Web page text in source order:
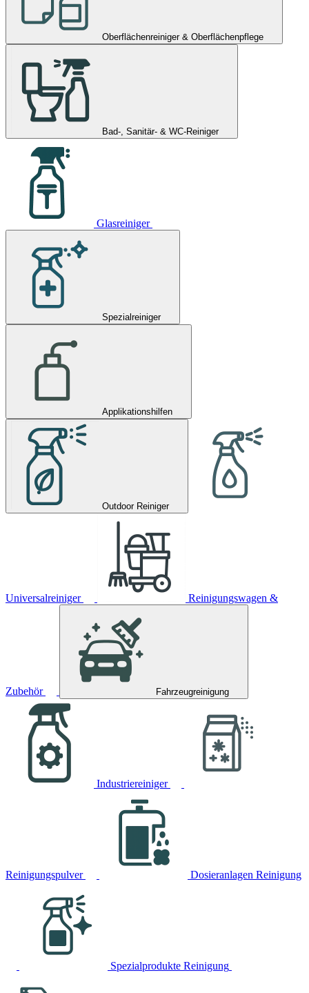
Oberflächenreiniger & Oberflächenpflege
Bad-, Sanitär- & WC-Reiniger
Glasreiniger
Spezialreiniger
Applikationshilfen
Outdoor Reiniger
Universalreiniger Reinigungswagen &
Zubehör Fahrzeugreinigung
Industriereiniger
Reinigungspulver Dosieranlagen Reinigung
Spezialprodukte Reinigung